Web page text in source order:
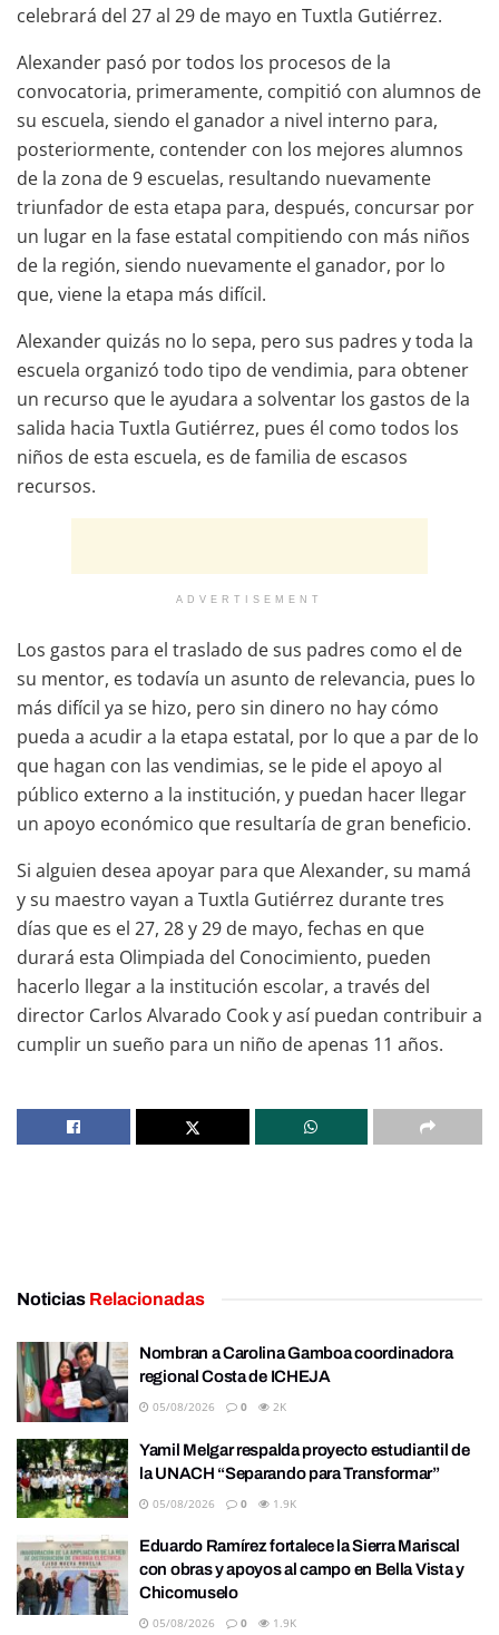
celebrará del 27 al 29 de mayo en Tuxtla Gutiérrez.
Alexander pasó por todos los procesos de la
convocatoria, primeramente, compitió con alumnos de
su escuela, siendo el ganador a nivel interno para,
posteriormente, contender con los mejores alumnos
de la zona de 9 escuelas, resultando nuevamente
triunfador de esta etapa para, después, concursar por
un lugar en la fase estatal compitiendo con más niños
de la región, siendo nuevamente el ganador, por lo
que, viene la etapa más difícil.
Alexander quizás no lo sepa, pero sus padres y toda la
escuela organizó todo tipo de vendimia, para obtener
un recurso que le ayudara a solventar los gastos de la
salida hacia Tuxtla Gutiérrez, pues él como todos los
niños de esta escuela, es de familia de escasos
recursos.
ADVERTISEMENT
Los gastos para el traslado de sus padres como el de
su mentor, es todavía un asunto de relevancia, pues lo
más difícil ya se hizo, pero sin dinero no hay cómo
pueda a acudir a la etapa estatal, por lo que a par de lo
que hagan con las vendimias, se le pide el apoyo al
público externo a la institución, y puedan hacer llegar
un apoyo económico que resultaría de gran beneficio.
Si alguien desea apoyar para que Alexander, su mamá
y su maestro vayan a Tuxtla Gutiérrez durante tres
días que es el 27, 28 y 29 de mayo, fechas en que
durará esta Olimpiada del Conocimiento, pueden
hacerlo llegar a la institución escolar, a través del
director Carlos Alvarado Cook y así puedan contribuir a
cumplir un sueño para un niño de apenas 11 años.
Noticias Relacionadas
Nombran a Carolina Gamboa coordinadora
regional Costa de ICHEJA
05/08/2026 0 2K
Yamil Melgar respalda proyecto estudiantil de
la UNACH “Separando para Transformar”
05/08/2026 0 1.9K
Eduardo Ramírez fortalece la Sierra Mariscal
con obras y apoyos al campo en Bella Vista y
Chicomuselo
05/08/2026 0 1.9K